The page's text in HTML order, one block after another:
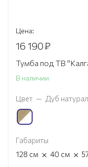
Цена:
16 190₽
Тумба под ТВ
В наличии
Цвет — Дуб
Габариты
128 см × 40 см ×